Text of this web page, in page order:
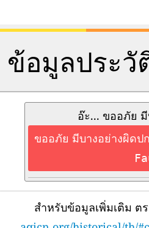
ข้อมูลประ
อ๊ะ... ขออภัย
ขออภัย มีบางอย่างผิด
สำหรับข้อมูลเพิ่มเติม